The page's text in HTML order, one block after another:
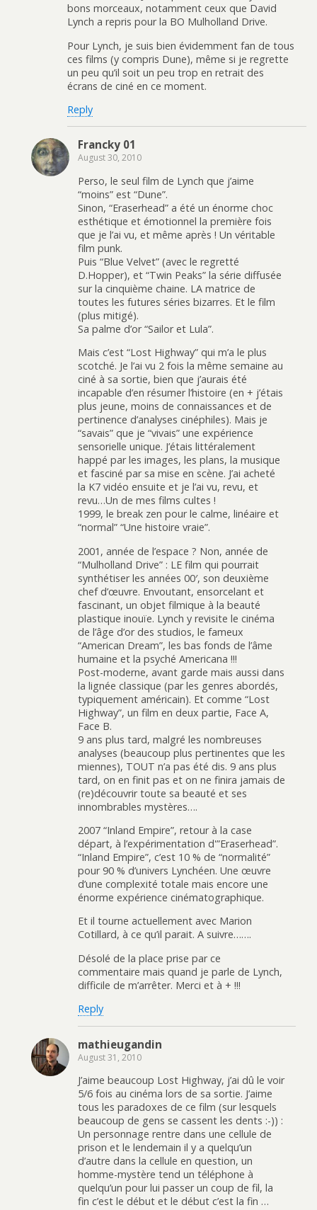
bons morceaux, notamment ceux que David
Lynch a repris pour la BO Mulholland Drive.
Pour Lynch, je suis bien évidemment fan de tous
ces films (y compris Dune), même si je regrette
un peu qu’il soit un peu trop en retrait des
écrans de ciné en ce moment.
Reply
Francky 01
August 30, 2010
Perso, le seul film de Lynch que j’aime
“moins” est “Dune”.
Sinon, “Eraserhead” a été un énorme choc
esthétique et émotionnel la première fois
que je l’ai vu, et même après ! Un véritable
film punk.
Puis “Blue Velvet” (avec le regretté
D.Hopper), et “Twin Peaks” la série diffusée
sur la cinquième chaine. LA matrice de
toutes les futures séries bizarres. Et le film
(plus mitigé).
Sa palme d’or “Sailor et Lula”.
Mais c’est “Lost Highway” qui m’a le plus
scotché. Je l’ai vu 2 fois la même semaine au
ciné à sa sortie, bien que j’aurais été
incapable d’en résumer l’histoire (en + j’étais
plus jeune, moins de connaissances et de
pertinence d’analyses cinéphiles). Mais je
“savais” que je “vivais” une expérience
sensorielle unique. J’étais littéralement
happé par les images, les plans, la musique
et fasciné par sa mise en scène. J’ai acheté
la K7 vidéo ensuite et je l’ai vu, revu, et
revu…Un de mes films cultes !
1999, le break zen pour le calme, linéaire et
“normal” “Une histoire vraie”.
2001, année de l’espace ? Non, année de
“Mulholland Drive” : LE film qui pourrait
synthétiser les années 00′, son deuxième
chef d’œuvre. Envoutant, ensorcelant et
fascinant, un objet filmique à la beauté
plastique inouïe. Lynch y revisite le cinéma
de l’âge d’or des studios, le fameux
“American Dream”, les bas fonds de l’âme
humaine et la psyché Americana !!!
Post-moderne, avant garde mais aussi dans
la lignée classique (par les genres abordés,
typiquement américain). Et comme “Lost
Highway”, un film en deux partie, Face A,
Face B.
9 ans plus tard, malgré les nombreuses
analyses (beaucoup plus pertinentes que les
miennes), TOUT n’a pas été dis. 9 ans plus
tard, on en finit pas et on ne finira jamais de
(re)découvrir toute sa beauté et ses
innombrables mystères….
2007 “Inland Empire”, retour à la case
départ, à l’expérimentation d'”Eraserhead”.
“Inland Empire”, c’est 10 % de “normalité”
pour 90 % d’univers Lynchéen. Une œuvre
d’une complexité totale mais encore une
énorme expérience cinématographique.
Et il tourne actuellement avec Marion
Cotillard, à ce qu’il parait. A suivre…….
Désolé de la place prise par ce
commentaire mais quand je parle de Lynch,
difficile de m’arrêter. Merci et à + !!!
Reply
mathieugandin
August 31, 2010
J’aime beaucoup Lost Highway, j’ai dû le voir
5/6 fois au cinéma lors de sa sortie. J’aime
tous les paradoxes de ce film (sur lesquels
beaucoup de gens se cassent les dents :-)) :
Un personnage rentre dans une cellule de
prison et le lendemain il y a quelqu’un
d’autre dans la cellule en question, un
homme-mystère tend un téléphone à
quelqu’un pour lui passer un coup de fil, la
fin c’est le début et le début c’est la fin …